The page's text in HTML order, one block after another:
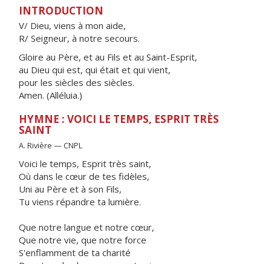
INTRODUCTION
V/ Dieu, viens à mon aide,
R/ Seigneur, à notre secours.
Gloire au Père, et au Fils et au Saint-Esprit,
au Dieu qui est, qui était et qui vient,
pour les siècles des siècles.
Amen. (Alléluia.)
HYMNE : VOICI LE TEMPS, ESPRIT TRÈS
SAINT
A. Rivière — CNPL
Voici le temps, Esprit très saint,
Où dans le cœur de tes fidèles,
Uni au Père et à son Fils,
Tu viens répandre ta lumière.
Que notre langue et notre cœur,
Que notre vie, que notre force
S'enflamment de ta charité